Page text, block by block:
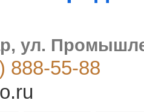
ул.
888-55-88